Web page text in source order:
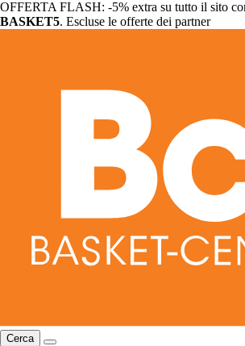
OFFERTA FLASH: -5% extra su tutto il sito
BASKET5. Escluse le offerte dei partner
Cerca